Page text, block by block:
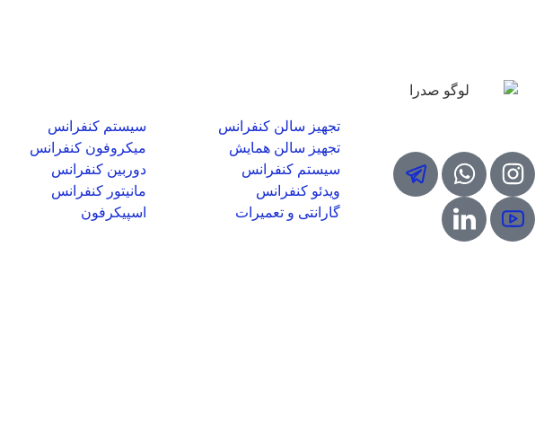
تجهیز سالن کنفرانس
تجهیز سالن همایش
سیستم کنفرانس
ویدئو کنفرانس
گارانتی و تعمیرات
سیستم کنفرانس
میکروفون کنفرانس
دوربین کنفرانس
مانیتور کنفرانس
اسپیکرفون